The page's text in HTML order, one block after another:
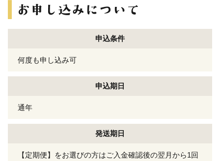
申込条件
何度も申し込み可
申込期日
通年
発送期日
【定期便】をお選びの方はご入金確認後の翌月から1回